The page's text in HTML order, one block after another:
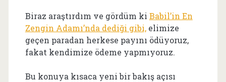
Biraz araştırdım ve gördüm ki Babil’in En
Zengin Adamı’nda dediği gibi,elimize
geçen paradan herkese payını ödüyoruz,
fakat kendimize ödeme yapmıyoruz.
Bu konuya kısaca yeni bir bakış açısı